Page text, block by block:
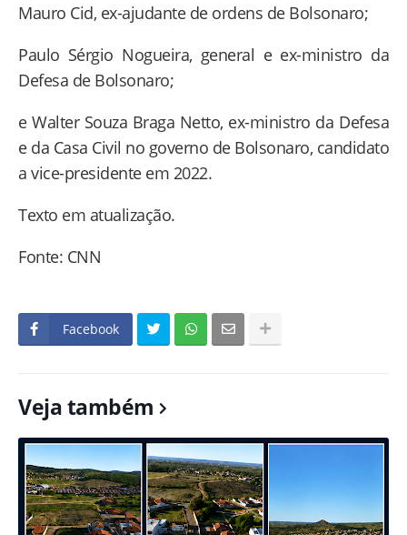
Mauro Cid, ex-ajudante de ordens de Bolsonaro;
Paulo Sérgio Nogueira, general e ex-ministro da
Defesa de Bolsonaro;
e Walter Souza Braga Netto, ex-ministro da Defesa
e da Casa Civil no governo de Bolsonaro, candidato
a vice-presidente em 2022.
Texto em atualização.
Fonte: CNN
Facebook
Veja também